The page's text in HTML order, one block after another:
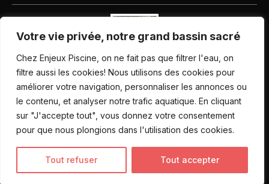
Votre vie privée, notre grand bassin sacré
Chez Enjeux Piscine, on ne fait pas que filtrer l'eau, on
filtre aussi les cookies! Nous utilisons des cookies pour
améliorer votre navigation, personnaliser les annonces ou
le contenu, et analyser notre trafic aquatique. En cliquant
sur "J'accepte tout", vous donnez votre consentement
pour que nous plongions dans l'utilisation des cookies.
Tout refuser Tout accepter
Nos dernières parutions
Abonnement magazine
Inscription newsletter